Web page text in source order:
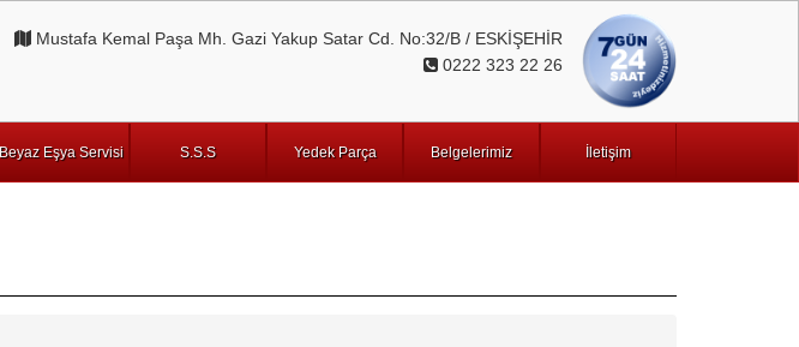
Mustafa Kemal Paşa Mh. Gazi Yakup Satar Cd. No:32/B / ESKİŞEHİR
0222 323 22 26
Beyaz Eşya Servisi S.S.S Yedek Parça Belgelerimiz İletişim